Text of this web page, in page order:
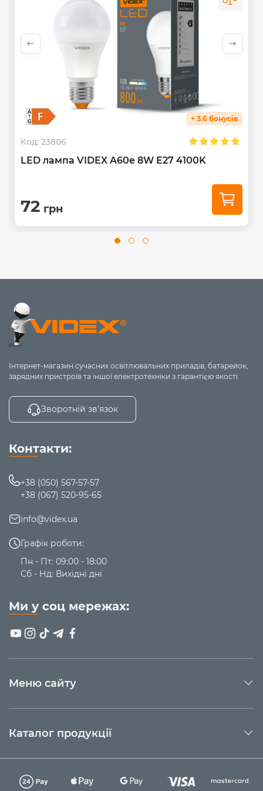
Надійний драйвер, встановлений в лампі, значно
збільшує термін служби, прибирає мерехтіння і
захищає лампочку від стрибків в електромережі. Лампа
світить м'яко, без різких тіней, кут розсіювання -
300°
До складу цієї лампи не входить ртуть та інші шкідливі
речовини. Термін придатності до використання
необмежений. Не підлягає утилізації у вигляді
побутових відходів.
+ 3.6 бонусів
Код: 23806
LED лампа VIDEX A60e 8W E27 4100K
72 грн
Інтернет-магазин сучасних освітлювальних приладів, батарейок,
зарядних пристроїв та іншої електротехніки з гарантією якості.
Зворотній зв’язок
Меню сайту
Каталог продукції
Контакти:
+38 (050) 567-57-57
+38 (067) 520-95-65
info@videx.ua
Графік роботи:
Пн - Пт: 09:00 - 18:00
Сб - Нд: Вихідні дні
Ми у соц мережах: